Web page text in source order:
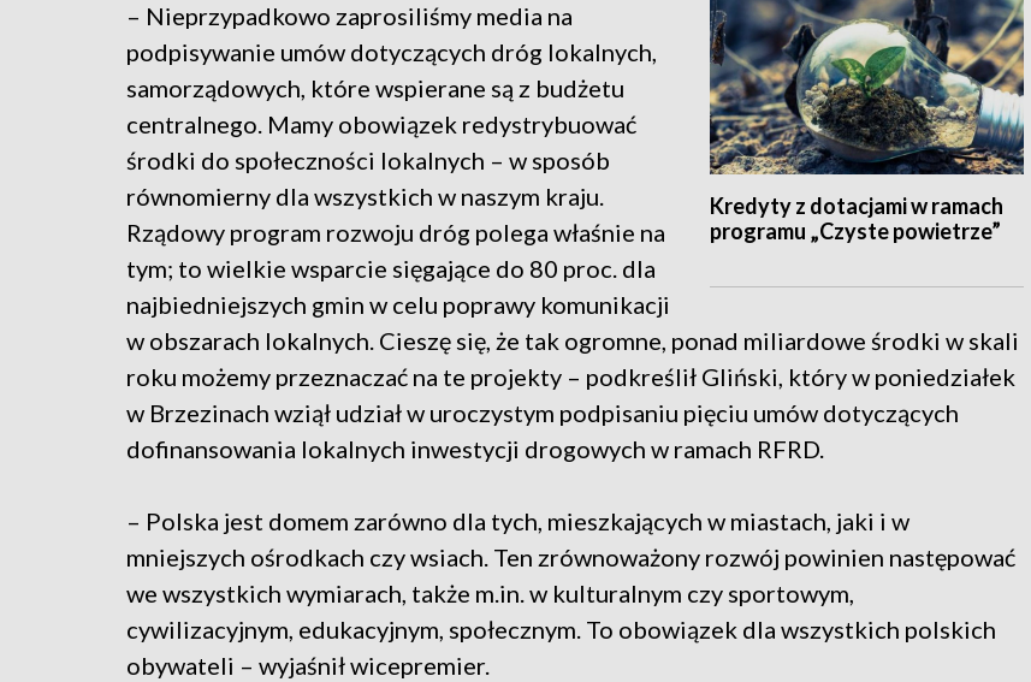
Kredyty z dotacjami w ramach
programu „Czyste powietrze”
– Nieprzypadkowo zaprosiliśmy media na
podpisywanie umów dotyczących dróg lokalnych,
samorządowych, które wspierane są z budżetu
centralnego. Mamy obowiązek redystrybuować
środki do społeczności lokalnych – w sposób
równomierny dla wszystkich w naszym kraju.
Rządowy program rozwoju dróg polega właśnie na
tym; to wielkie wsparcie sięgające do 80 proc. dla
najbiedniejszych gmin w celu poprawy komunikacji
w obszarach lokalnych. Cieszę się, że tak ogromne, ponad miliardowe środki w skali
roku możemy przeznaczać na te projekty – podkreślił Gliński, który w poniedziałek
w Brzezinach wziął udział w uroczystym podpisaniu pięciu umów dotyczących
dofinansowania lokalnych inwestycji drogowych w ramach RFRD.
– Polska jest domem zarówno dla tych, mieszkających w miastach, jaki i w
mniejszych ośrodkach czy wsiach. Ten zrównoważony rozwój powinien następować
we wszystkich wymiarach, także m.in. w kulturalnym czy sportowym,
cywilizacyjnym, edukacyjnym, społecznym. To obowiązek dla wszystkich polskich
obywateli – wyjaśnił wicepremier.